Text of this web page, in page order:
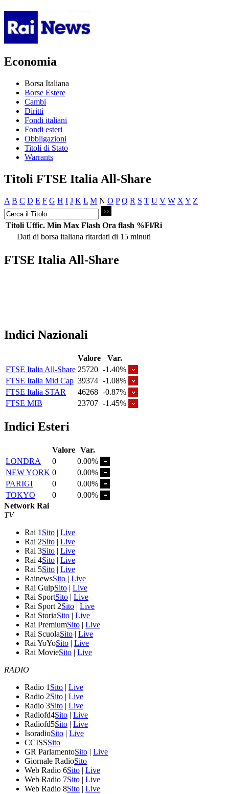
Economia
Borsa Italiana
Borse Estere
Cambi
Diritti
Fondi italiani
Fondi esteri
Obbligazioni
Titoli di Stato
Warrants
Titoli FTSE Italia All-Share
A B C D E F G H I J K L M N O P Q R S T U V W X Y Z
Titoli Uffic. Min Max Flash Ora flash %Fl/Ri
Dati di borsa italiana ritardati di 15 minuti
FTSE Italia All-Share
Indici Nazionali
Valore
Var.
FTSE Italia All-Share 25720 -1.40%
FTSE Italia Mid Cap 39374 -1.08%
FTSE Italia STAR
46268 -0.87%
FTSE MIB
23707 -1.45%
Indici Esteri
Valore Var.
LONDRA
0
0.00%
NEW YORK 0
0.00%
PARIGI
0
0.00%
TOKYO
0
0.00%
Network Rai
TV
Rai 1 Sito | Live
Rai 2Sito | Live
Rai 3Sito | Live
Rai 4Sito | Live
Rai 5Sito | Live
RainewsSito | Live
Rai GulpSito | Live
Rai SportSito | Live
Rai Sport 2Sito | Live
Rai StoriaSito | Live
Rai PremiumSito | Live
Rai ScuolaSito | Live
Rai YoYoSito | Live
Rai MovieSito | Live
RADIO
Radio 1 Sito | Live
Radio 2Sito | Live
Radio 3Sito | Live
Radiofd4Sito | Live
Radiofd5Sito | Live
IsoradioSito | Live
CCISSSito
GR ParlamentoSito | Live
Giornale RadioSito
Web Radio 6Sito | Live
Web Radio 7Sito | Live
Web Radio 8Sito | Live